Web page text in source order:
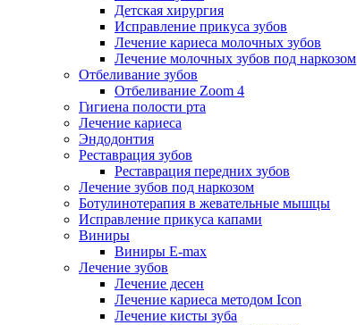
Детская хирургия
Исправление прикуса зубов
Лечение кариеса молочных зубов
Лечение молочных зубов под наркозом
Отбеливание зубов
Отбеливание Zoom 4
Гигиена полости рта
Лечение кариеса
Эндодонтия
Реставрация зубов
Реставрация передних зубов
Лечение зубов под наркозом
Ботулинотерапия в жевательные мышцы
Исправление прикуса капами
Виниры
Виниры E-max
Лечение зубов
Лечение десен
Лечение кариеса методом Icon
Лечение кисты зуба